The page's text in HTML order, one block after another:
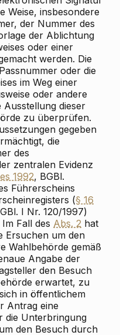
Weise, insbesondere
der Nummer des
der Ablichtung
oder einer
werden. Die
oder die
im Weg einer
oder andere
dieser
zu überprüfen.
gegeben
die
des
zentralen Evidenz
1992, BGBl.
Führerscheins
(§ 16
I Nr. 120/1997)
Fall des Abs. 2 hat
Ersuchen um den
Wahlbehörde gemäß
Angabe der
den Besuch
erwartet, zu
in öffentlichem
Antrag eine
die Unterbringung
den Besuch durch